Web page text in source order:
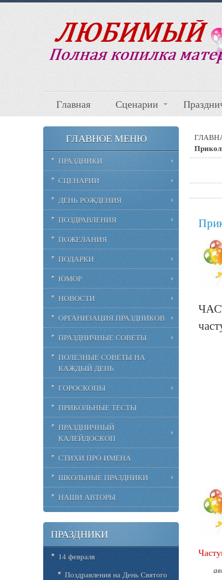
Главная Сценарии
ГЛАВНОЕ МЕНЮ
ПРАЗДНИКИ
СЦЕНАРИИ
ДЕНЬ РОЖДЕНИЯ
ПОЗДРАВЛЕНИЯ
ПОЖЕЛАНИЯ
ПОДАРКИ
ЮМОР
НОВОСТИ
ОРГАНИЗАЦИЯ ПРАЗДНИКОВ
ПРАЗДНИЧНЫЕ СОВЕТЫ
ПОЛЕЗНЫЕ СОВЕТЫ НА
КАЖДЫЙ ДЕНЬ
ГОРОСКОПЫ
ПРИКОЛЬНЫЕ ТЕСТЫ
ПРАЗДНИЧНЫЙ
КАЛЕЙДОСКОП
СТИХИ ПРО ИМЕНА
ШКОЛЬНЫЕ ПРАЗДНИКИ
НАШИ АВТОРЫ
ПРАЗДНИКИ
14 февраля
Поздравления на День Святого